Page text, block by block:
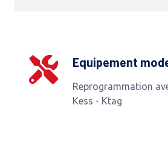
Equipement
Reprogrammation
Kess - Ktag